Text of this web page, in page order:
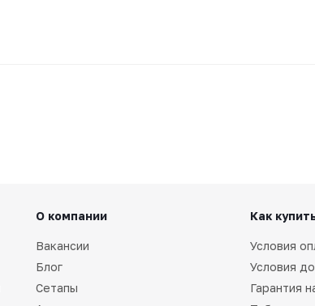
О компании
Вакансии
Блог
Сетапы
Как
Условия
Условия
Гарантия